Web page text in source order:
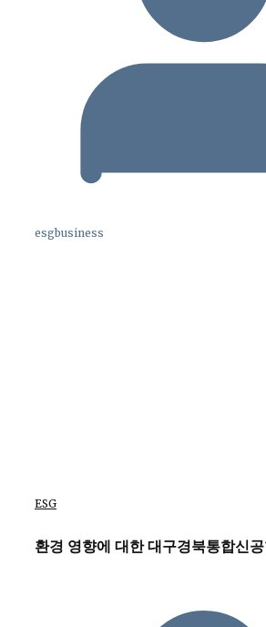
esgbusiness
ESG
환경 영향에 대한 대구경북통합신